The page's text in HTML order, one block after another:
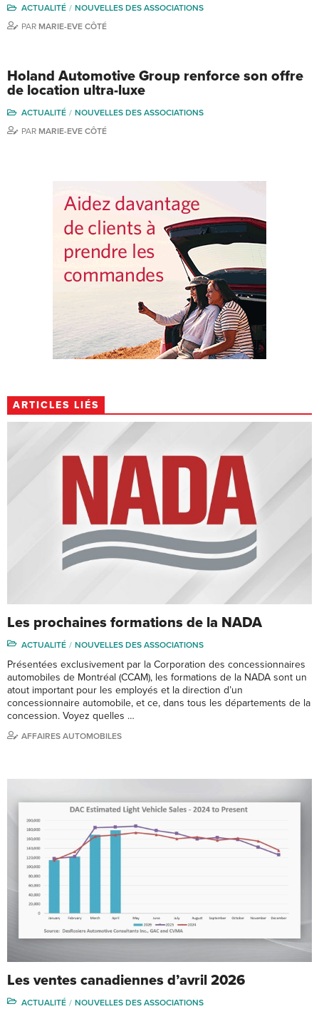
ACTUALITÉ
NOUVELLES DES ASSOCIATIONS
PAR MARIE-EVE CÔTÉ
Holand Automotive Group renforce son offre
de location ultra-luxe
ACTUALITÉ
NOUVELLES DES ASSOCIATIONS
PAR MARIE-EVE CÔTÉ
ARTICLES LIÉS
Les prochaines formations de la NADA
ACTUALITÉ NOUVELLES DES ASSOCIATIONS
Présentées exclusivement par la Corporation des concessionnaires
automobiles de Montréal (CCAM), les formations de la NADA sont un
atout important pour les employés et la direction d’un
concessionnaire automobile, et ce, dans tous les départements de la
concession. Voyez quelles …
AFFAIRES AUTOMOBILES
Les ventes canadiennes d’avril 2026
ACTUALITÉ NOUVELLES DES ASSOCIATIONS